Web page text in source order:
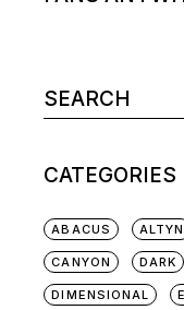
CATEGORIES
ABACUS ALTYN
CANYON DARK
DIMENSIONAL